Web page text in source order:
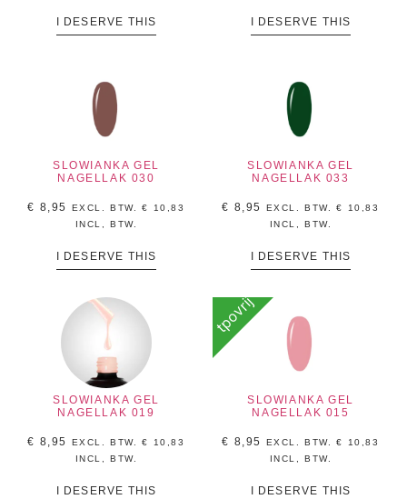
I DESERVE THIS I DESERVE THIS
SLOWIANKA GEL
NAGELLAK 030
€ 8,95 EXCL. BTW.€
10,83
INCL, BTW.
I DESERVE THIS
SLOWIANKA GEL
NAGELLAK 033
€ 8,95 EXCL. BTW.€
10,83
INCL, BTW.
I DESERVE THIS
SLOWIANKA GEL
NAGELLAK 019
€ 8,95 EXCL. BTW.€
10,83
INCL, BTW.
I DESERVE THIS
tpovrij
SLOWIANKA GEL
NAGELLAK 015
€ 8,95 EXCL. BTW.€
10,83
INCL, BTW.
I DESERVE THIS